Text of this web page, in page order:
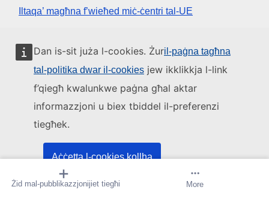
Dan is-sit juża l-cookies. Żuril-paġna tagħna
tal-politika dwar il-cookies jew ikklikkja l-link
f’qiegħ kwalunkwe paġna għal aktar
informazzjoni u biex tbiddel il-preferenzi
tiegħek.
Aċċetta l-cookies kollha
Aċċetta biss il-cookies essenzjali
Żid mal-pubblikazzjonijiet tiegħi Oħloq twissija
More
Iltaqa’ magħna f’wieħed miċ-ċentri tal-UE
Media soċjali
L-istituzzjonijiet u l-korpi tal-UE
Dwarna Kuntatt Avviżi legali
L-Cookies